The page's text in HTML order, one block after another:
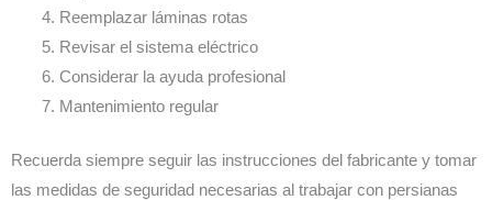
Reemplazar láminas rotas
Revisar el sistema eléctrico
Considerar la ayuda profesional
Mantenimiento regular
Recuerda siempre seguir las instrucciones del fabricante y tomar
las medidas de seguridad necesarias al trabajar con persianas